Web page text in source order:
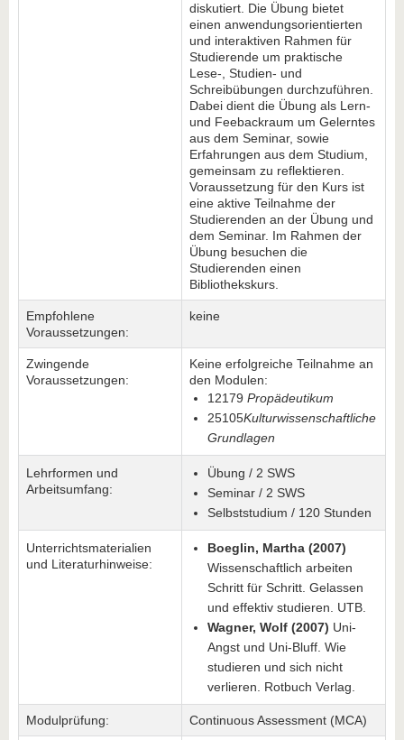
diskutiert. Die Übung bietet
einen anwendungsorientierten
und interaktiven Rahmen für
Studierende um praktische
Lese-, Studien- und
Schreibübungen durchzuführen.
Dabei dient die Übung als Lern-
und Feebackraum um Gelerntes
aus dem Seminar, sowie
Erfahrungen aus dem Studium,
gemeinsam zu reflektieren.
Voraussetzung für den Kurs ist
eine aktive Teilnahme der
Studierenden an der Übung und
dem Seminar. Im Rahmen der
Übung besuchen die
Studierenden einen
Bibliothekskurs.
Empfohlene
Voraussetzungen:
keine
Zwingende
Voraussetzungen:
Keine erfolgreiche Teilnahme an
den Modulen:
12179 Propädeutikum
25105Kulturwissenschaftliche
Grundlagen
Lehrformen und
Arbeitsumfang:
Übung / 2 SWS
Seminar / 2 SWS
Selbststudium / 120 Stunden
Unterrichtsmaterialien
und Literaturhinweise:
Boeglin, Martha (2007)
Wissenschaftlich arbeiten
Schritt für Schritt. Gelassen
und effektiv studieren. UTB.
Wagner, Wolf (2007) Uni-
Angst und Uni-Bluff. Wie
studieren und sich nicht
verlieren. Rotbuch Verlag.
Modulprüfung: Continuous Assessment (MCA)